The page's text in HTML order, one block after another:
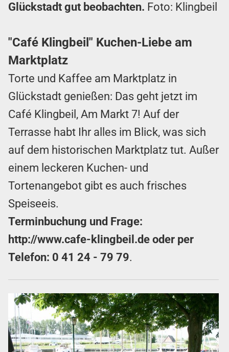
Glückstadt gut beobachten. Foto: Klingbeil
"Café Klingbeil" Kuchen-Liebe am
Marktplatz
Torte und Kaffee am Marktplatz in
Glückstadt genießen: Das geht jetzt im
Café Klingbeil, Am Markt 7! Auf der
Terrasse habt Ihr alles im Blick, was sich
auf dem historischen Marktplatz tut. Außer
einem leckeren Kuchen- und
Tortenangebot gibt es auch frisches
Speiseeis.
Terminbuchung und Frage:
http://www.cafe-klingbeil.de oder per
Telefon: 0 41 24 - 79 79.